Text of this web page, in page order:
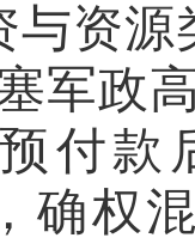
与资
军政
付款
确权